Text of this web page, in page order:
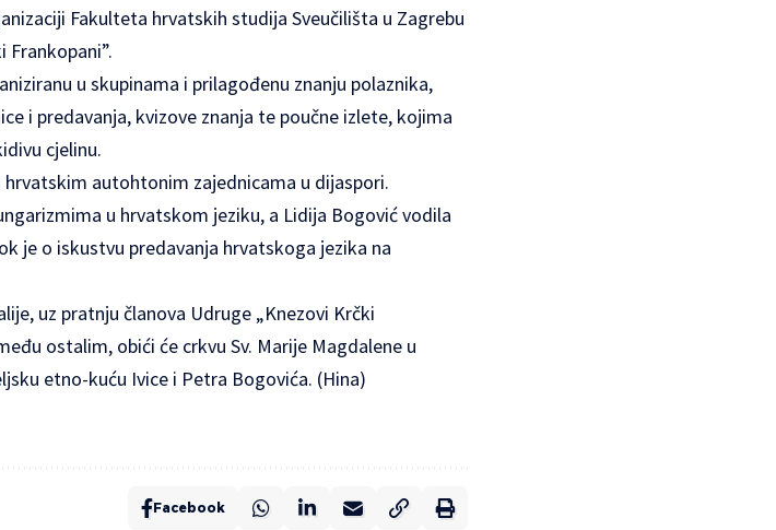
Fakulteta hrvatskih studija Sveučilišta u Zagrebu
Frankopani”.
u skupinama i prilagođenu znanju polaznika,
i predavanja, kvizove znanja te poučne izlete, kojima
cjelinu.
autohtonim zajednicama u dijaspori.
u hrvatskom jeziku, a Lidija Bogović vodila
je o iskustvu predavanja hrvatskoga jezika na
uz pratnju članova Udruge „Knezovi Krčki
ostalim, obići će crkvu Sv. Marije Magdalene u
etno-kuću Ivice i Petra Bogovića. (Hina)
Facebook